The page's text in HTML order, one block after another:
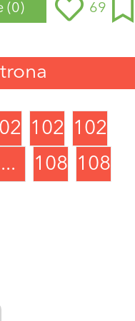
(0) 69
10251026
... 10881089